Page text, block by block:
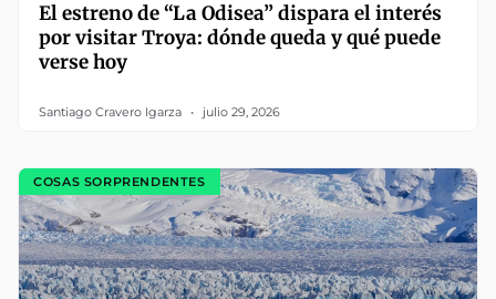
El estreno de “La Odisea” dispara el interés
por visitar Troya: dónde queda y qué puede
verse hoy
Santiago Cravero Igarza julio 29, 2026
COSAS SORPRENDENTES